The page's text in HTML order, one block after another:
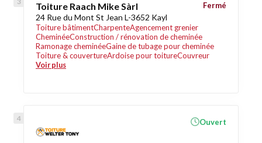
Toiture Raach Mike Sàrl
24 Rue du Mont St Jean L-3652 Kayl
Toiture bâtimentCharpenteAgencement grenier
CheminéeConstruction / rénovation de cheminée
Ramonage cheminéeGaine de tubage pour cheminée
Toiture & couvertureArdoise pour toitureCouvreur
Voir plus
Fermé
Ouvert